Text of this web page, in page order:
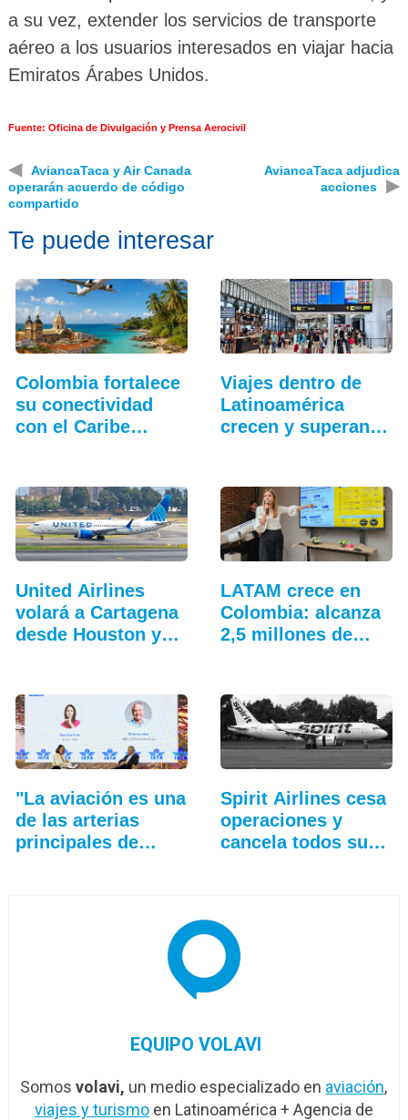
a su vez, extender los servicios de transporte
aéreo a los usuarios interesados en viajar hacia
Emiratos Árabes Unidos.
Fuente: Oficina de Divulgación y Prensa Aerocivil
◀
AviancaTaca y Air Canada
operarán acuerdo de código
compartido
AviancaTaca adjudica
acciones
▶
Te puede interesar
Colombia fortalece
su conectividad
con el Caribe…
Viajes dentro de
Latinoamérica
crecen y superan
United Airlines
volará a Cartagena
desde Houston y…
LATAM crece en
Colombia: alcanza
2,5 millones de…
"La aviación es una
de las arterias
principales de…
Spirit Airlines cesa
operaciones y
cancela todos sus
EQUIPO VOLAVI
Somosvolavi, un medio especializado en aviación,
viajes y turismoen Latinoamérica + Agencia de